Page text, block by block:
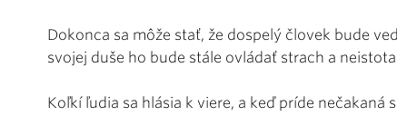
Dokonca sa môže stať, že dospelý človek bude
svojej duše ho bude stále ovládať strach a
Koľkí ľudia sa hlásia k viere, a keď príde